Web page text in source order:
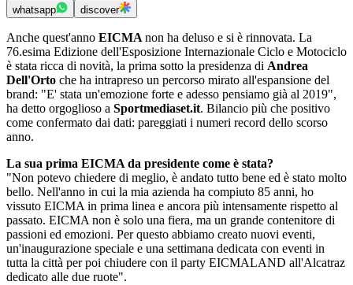
whatsapp discover
Anche quest'anno EICMA non ha deluso e si è rinnovata. La
76.esima Edizione dell'Esposizione Internazionale Ciclo e Motociclo
è stata ricca di novità, la prima sotto la presidenza di Andrea
Dell'Orto che ha intrapreso un percorso mirato all'espansione del
brand: "E' stata un'emozione forte e adesso pensiamo già al 2019",
ha detto orgoglioso a Sportmediaset.it. Bilancio più che positivo
come confermato dai dati: pareggiati i numeri record dello scorso
anno.
La sua prima EICMA da presidente come è stata?
"Non potevo chiedere di meglio, è andato tutto bene ed è stato molto
bello. Nell'anno in cui la mia azienda ha compiuto 85 anni, ho
vissuto EICMA in prima linea e ancora più intensamente rispetto al
passato. EICMA non è solo una fiera, ma un grande contenitore di
passioni ed emozioni. Per questo abbiamo creato nuovi eventi,
un'inaugurazione speciale e una settimana dedicata con eventi in
tutta la città per poi chiudere con il party EICMALAND all'Alcatraz
dedicato alle due ruote".